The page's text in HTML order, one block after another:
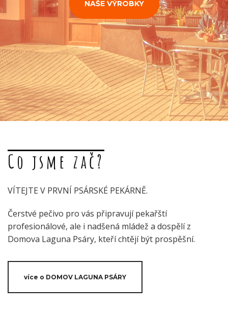
NAŠE VÝROBKY
Co jsme zač?
VÍTEJTE V PRVNÍ PSÁRSKÉ PEKÁRNĚ.
Čerstvé pečivo pro vás připravují pekařští
profesionálové, ale i nadšená mládež a dospělí z
Domova Laguna Psáry, kteří chtějí být prospěšní.
více o DOMOV LAGUNA PSÁRY